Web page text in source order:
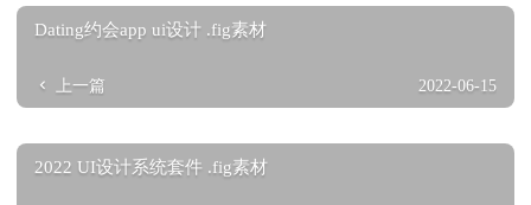
Dating约会app ui设计 .fig素材
上一篇 2022-06-15
2022 UI设计系统套件 .fig素材